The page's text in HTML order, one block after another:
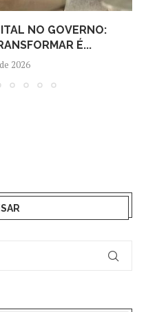
NO GOVERNO:
É...
2026